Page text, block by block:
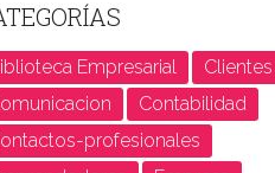
Empresarial
Clientes
Contabilidad
profesionales